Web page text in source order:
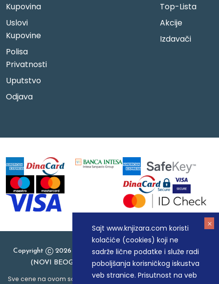
Sajt www.knjizara.com koristi
kolačiće (cookies) koji ne
sadrže lične podatke i služe radi
poboljšanja korisničkog iskustva
veb stranice. Prisutnost na veb
Kupovina
Uslovi
Kupovine
Polisa
Privatnosti
Uputstvo
Odjava
Top-Lista
Akcije
Izdavači
Copyright
2026 Knjizara.com - MAKART DOO BEOGRAD
(NOVI BEOGRAD), PIB: 105184104, MB: 20337524
Sve cene na ovom sajtu iskazane su u dinarima. PDV je uračunat u